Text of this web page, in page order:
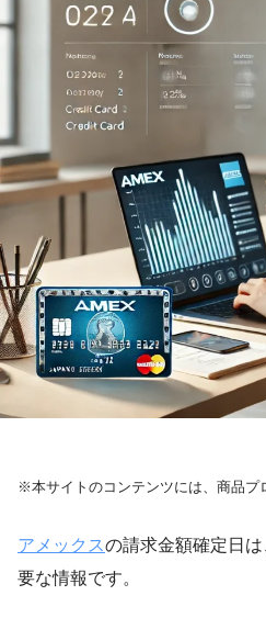
※本サイトのコンテンツには、商品プ
アメックスの請求金額確定日
要な情報です。